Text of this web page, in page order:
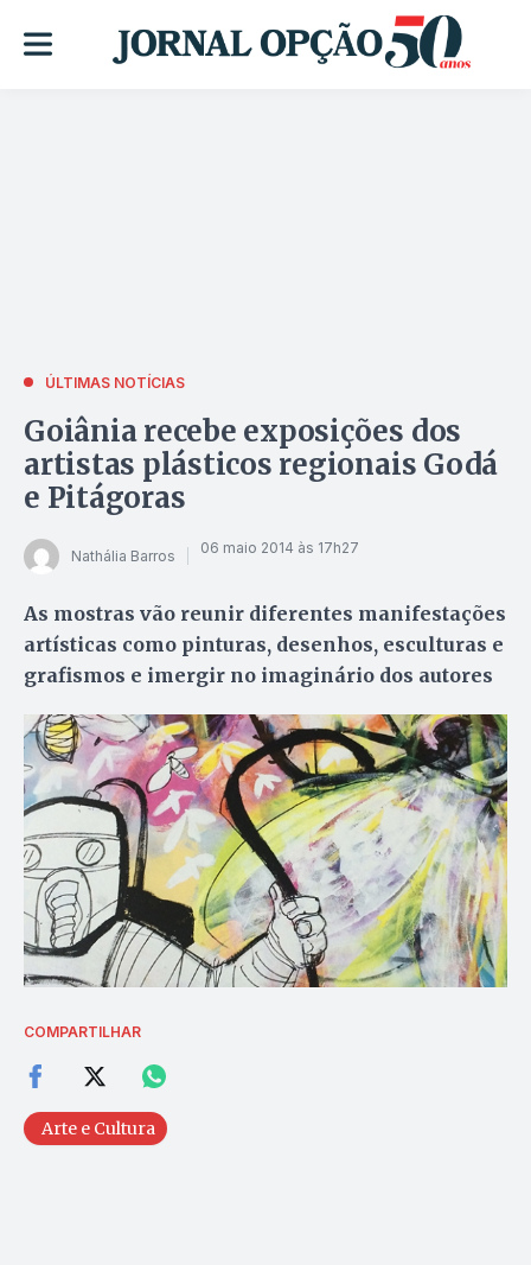
ÚLTIMAS NOTÍCIAS
Goiânia recebe exposições dos
artistas plásticos regionais Godá
e Pitágoras
Nathália Barros 06 maio 2014 às 17h27
As mostras vão reunir diferentes manifestações
artísticas como pinturas, desenhos, esculturas e
grafismos e imergir no imaginário dos autores
COMPARTILHAR
Arte e Cultura